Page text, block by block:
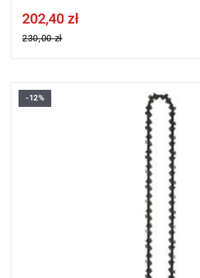
Price tax included
202,40 zł
230,00 zł
-12%